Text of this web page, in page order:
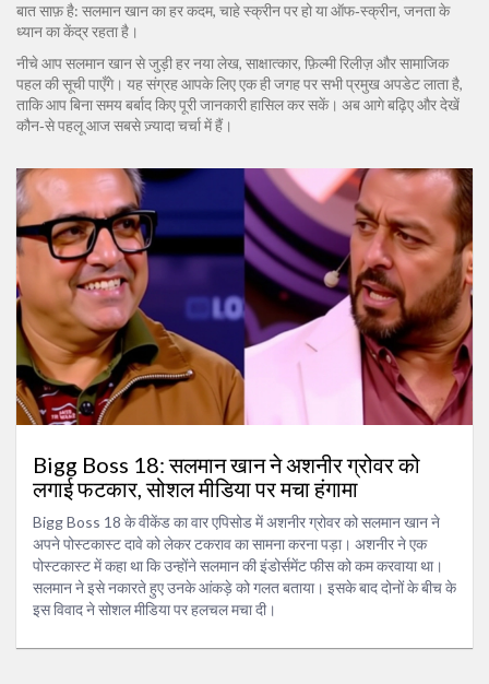
बात साफ़ है: सलमान खान का हर कदम, चाहे स्क्रीन पर हो या ऑफ‑स्क्रीन, जनता के
ध्यान का केंद्र रहता है।
नीचे आप सलमान खान से जुड़ी हर नया लेख, साक्षात्कार, फ़िल्मी रिलीज़ और सामाजिक
पहल की सूची पाएँगे। यह संग्रह आपके लिए एक ही जगह पर सभी प्रमुख अपडेट लाता है,
ताकि आप बिना समय बर्बाद किए पूरी जानकारी हासिल कर सकें। अब आगे बढ़िए और देखें
कौन‑से पहलू आज सबसे ज़्यादा चर्चा में हैं।
Bigg Boss 18: सलमान खान ने अशनीर ग्रोवर को
लगाई फटकार, सोशल मीडिया पर मचा हंगामा
Bigg Boss 18 के वीकेंड का वार एपिसोड में अशनीर ग्रोवर को सलमान खान ने
अपने पोस्टकास्ट दावे को लेकर टकराव का सामना करना पड़ा। अशनीर ने एक
पोस्टकास्ट में कहा था कि उन्होंने सलमान की इंडोर्समेंट फीस को कम करवाया था।
सलमान ने इसे नकारते हुए उनके आंकड़े को गलत बताया। इसके बाद दोनों के बीच के
इस विवाद ने सोशल मीडिया पर हलचल मचा दी।